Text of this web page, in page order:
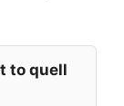
to quell